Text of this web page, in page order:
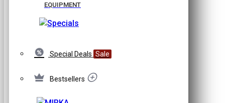
EQUIPMENT
Special Deals Sale
Bestsellers